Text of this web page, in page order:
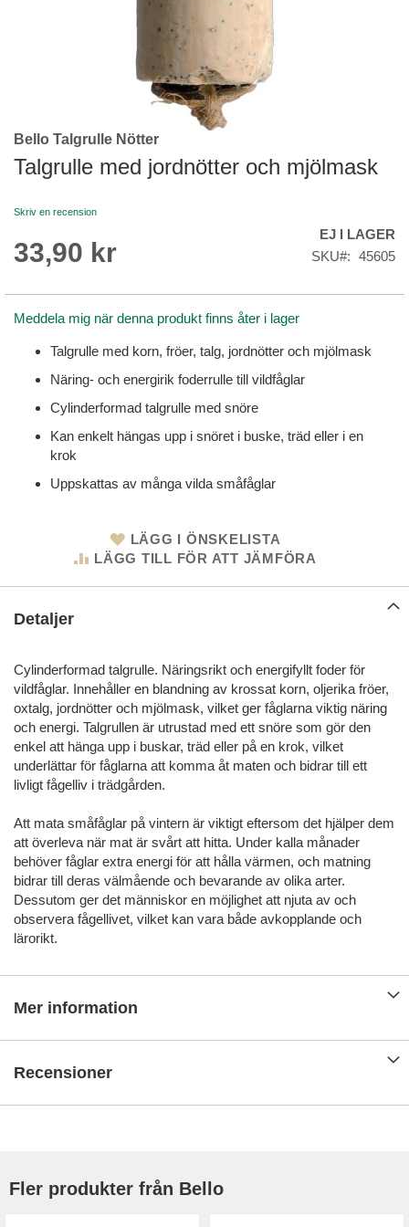
Skip
to
the
of
images
Bello Talgrulle Nötter
Talgrulle med jordnötter och mjölmask
Skriv en recension
33,90 kr
EJ I LAGER
SKU
45605
Meddela mig när denna produkt finns åter i lager
Talgrulle med korn, fröer, talg, jordnötter och mjölmask
Näring- och energirik foderrulle till vildfåglar
Cylinderformad talgrulle med snöre
Kan enkelt hängas upp i snöret i buske, träd eller i en
krok
Uppskattas av många vilda småfåglar
LÄGG I ÖNSKELISTA
LÄGG TILL FÖR ATT JÄMFÖRA
Detaljer
Cylinderformad talgrulle. Näringsrikt och energifyllt foder för
vildfåglar. Innehåller en blandning av krossat korn, oljerika fröer,
oxtalg, jordnötter och mjölmask, vilket ger fåglarna viktig näring
och energi. Talgrullen är utrustad med ett snöre som gör den
enkel att hänga upp i buskar, träd eller på en krok, vilket
underlättar för fåglarna att komma åt maten och bidrar till ett
livligt fågelliv i trädgården.
Att mata småfåglar på vintern är viktigt eftersom det hjälper dem
att överleva när mat är svårt att hitta. Under kalla månader
behöver fåglar extra energi för att hålla värmen, och matning
bidrar till deras välmående och bevarande av olika arter.
Dessutom ger det människor en möjlighet att njuta av och
observera fågellivet, vilket kan vara både avkopplande och
lärorikt.
Mer information
Recensioner
Fler produkter från Bello